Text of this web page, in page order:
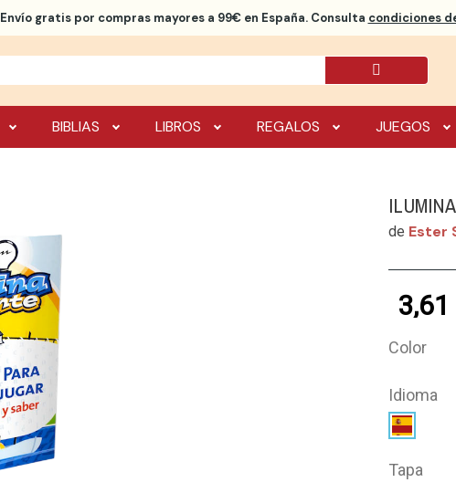
Envío gratispor compras mayores a 99€ en España. Consulta condiciones
BIBLIAS LIBROS REGALOS JUEGOS
de Ester
3,61
Color
Idioma
Tapa